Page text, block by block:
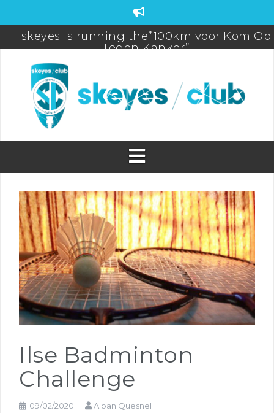
skeyes is running the”100km voor Kom Op
Tegen Kanker”
FDS-FIC-CAMO Teambuilding
skeyes participates to De Warmste week/
for life
Brussels Airport (Half) Marathon 2025
PROMO! New Season Badminton & Futsal
skeyes
Sports Day 2025
WEBSHOP BIORACER OPEN! (until 31/05)
skeyes club quiz Postponed
skeyes club sponsoring 20km Brussels
31/05/2026
Ilse Badminton
Challenge
09/02/2020 Alban Quesnel